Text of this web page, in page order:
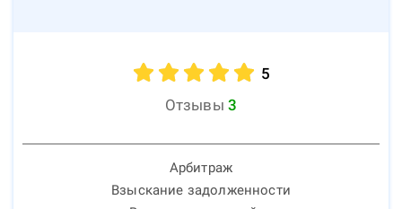
5
Отзывы 3
Арбитраж
Взыскание задолженности